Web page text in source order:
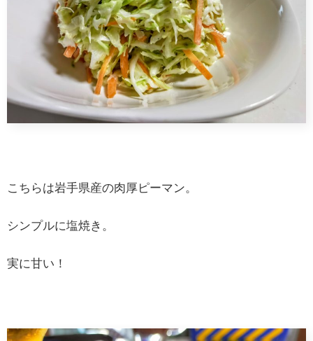
こちらは岩手県産の肉厚ピーマン。
シンプルに塩焼き。
実に甘い！